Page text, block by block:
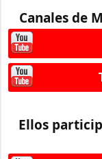
Canales de
Ellos